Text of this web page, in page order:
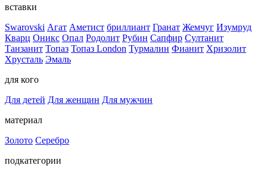
вставки
Swarovski Агат Аметист бриллиант Гранат Жемчуг Изумруд
Кварц Оникс Опал Родолит Рубин Сапфир Султанит
Танзанит Топаз Топаз London Турмалин Фианит Хризолит
Хрусталь Эмаль
для кого
Для детей Для женщин Для мужчин
материал
Золото Серебро
подкатегории